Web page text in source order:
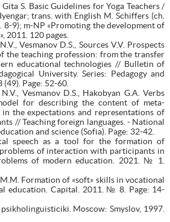
Gita S. Basic Guidelines for Yoga Teachers /
trans. with English M. Schiffers (ch.
8-9); m-NP «Promoting the development of
2011. 120 pages.
Vesmanov D.S., Sources V.V. Prospects
the teaching profession: from the transfer
educational technologies // Bulletin of
University. Series: Pedagogy and
Page: 52-60.
Vesmanov D.S., Hakobyan G.A. Verbs
for describing the content of meta-
in the expectations and representations of
// Teaching foreign languages. - National
and science (Sofia). Page: 32-42.
speech as a tool for the formation of
of interaction with participants in
of modern education. 2021. № 1.
Formation of «soft» skills in vocational
education. Capital. 2011. № 8. Page: 14-
Moscow: Smyslov, 1997.